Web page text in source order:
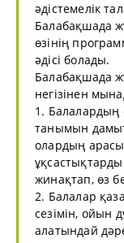
әдістемелік
Балабақшада
өзінің
әдісі болады.
Балабақшада
негізінен
1. Балалардың
танымын
олардың
жинақтап, өз
2. Балалар
сезімін, ойын
алатындай